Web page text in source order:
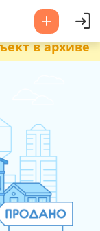
в архиве